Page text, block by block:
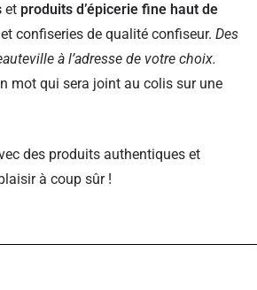
et produits d’épicerie fine haut de
confiseries de qualité confiseur. Des
à l’adresse de votre choix.
mot qui sera joint au colis sur une
des produits authentiques et
à coup sûr !